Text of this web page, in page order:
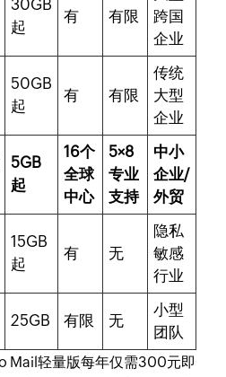
30GB
起
有 有限
跨国
企业
50GB
起
有 有限
传统
大型
企业
5GB
起
16个
全球
中心
5×8
专业
支持
中小
企业/
外贸
15GB
起
有 无
隐私
敏感
行业
25GB 有限 无
小型
团队
Mail轻量版每年仅需300元即